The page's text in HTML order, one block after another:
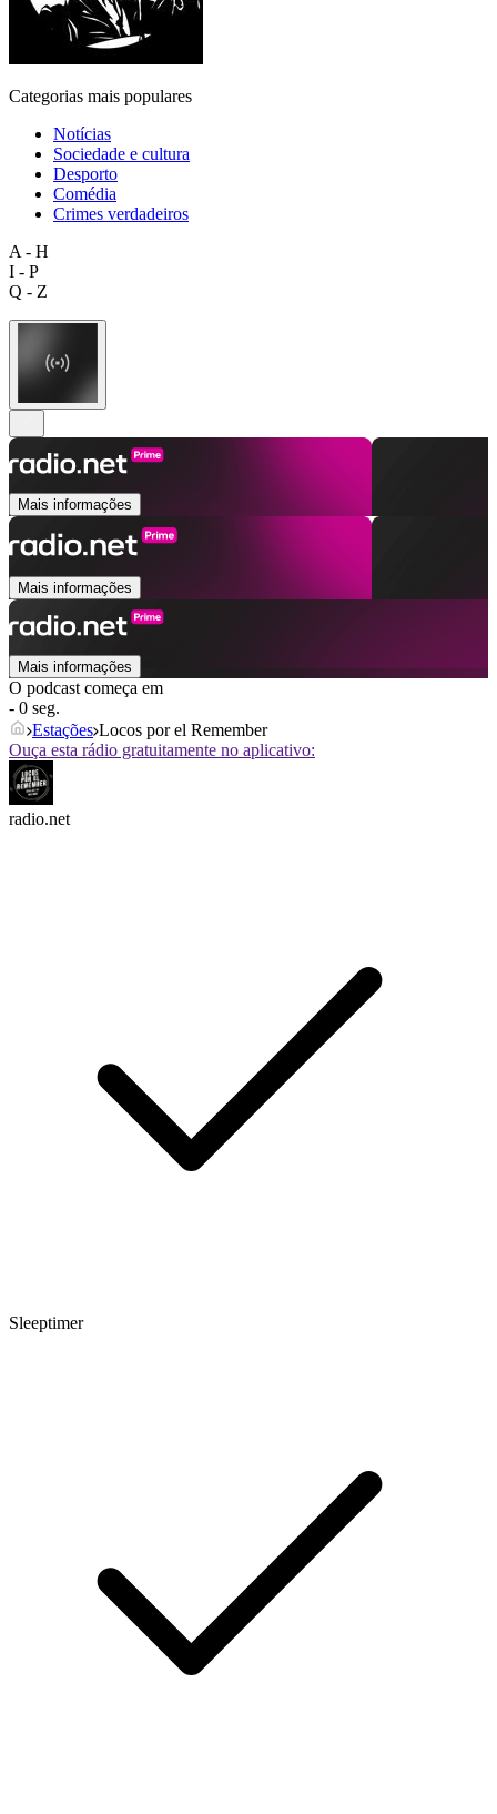
Categorias mais populares
Notícias
Sociedade e cultura
Desporto
Comédia
Crimes verdadeiros
A - H
I - P
Q - Z
Mais informações
Mais informações
Mais informações
O podcast começa em
- 0 seg.
Estações Locos por el Remember
Ouça esta rádio gratuitamente no aplicativo:
radio.net
Sleeptimer